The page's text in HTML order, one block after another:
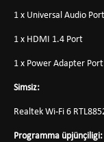
1 x Universal Audio Port
1 x HDMI 1.4 Port
1 x Power Adapter Port
Simsiz:
Realtek Wi-Fi 6
Programma üpjünçiligi: